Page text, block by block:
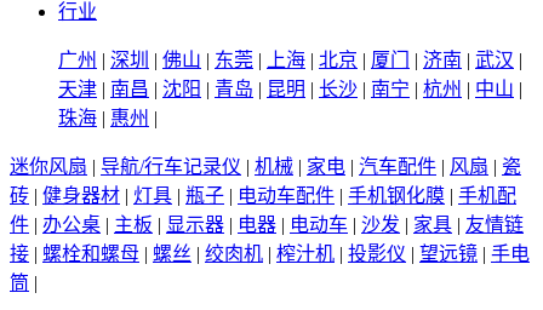
行业
广州 | 深圳 | 佛山 | 东莞 | 上海 | 北京 | 厦门 | 济南 | 武汉 |
天津 | 南昌 | 沈阳 | 青岛 | 昆明 | 长沙 | 南宁 | 杭州 | 中山 |
珠海 | 惠州 |
迷你风扇 | 导航/行车记录仪 | 机械 | 家电 | 汽车配件 | 风扇 | 瓷
砖 | 健身器材 | 灯具 | 瓶子 | 电动车配件 | 手机钢化膜 | 手机配
件 | 办公桌 | 主板 | 显示器 | 电器 | 电动车 | 沙发 | 家具 | 友情链
接 | 螺栓和螺母 | 螺丝 | 绞肉机 | 榨汁机 | 投影仪 | 望远镜 | 手电
筒 |